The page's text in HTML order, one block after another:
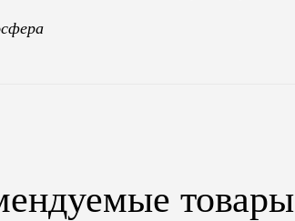
товары